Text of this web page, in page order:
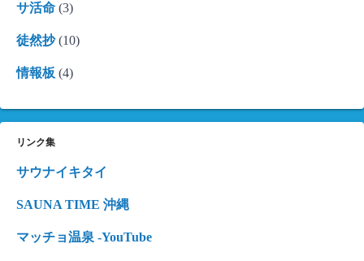
サ活命 (3)
徒然抄(10)
情報板 (4)
リンク集
サウナイキタイ
SAUNA TIME 沖縄
マッチョ温泉 -YouTube